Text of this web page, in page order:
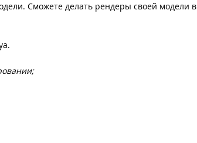
Сможете делать рендеры своей модели в